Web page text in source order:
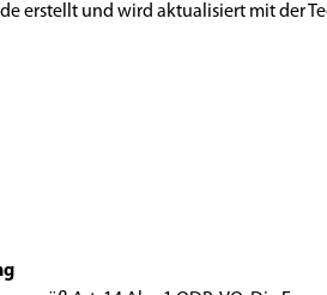
erstellt und wird aktualisiert mit der